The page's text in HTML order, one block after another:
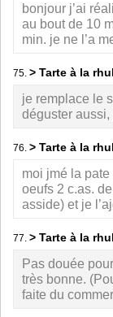
bonjour j’ai
au bout de 10
min. je ne l’a
75. > Tarte à la
je remplace le
déguster aussi,
76. > Tarte à la
moi jmé la
oeufs 2 c.as.
asside) et je
77. > Tarte à la
Pas douée
très bonne.
faite du